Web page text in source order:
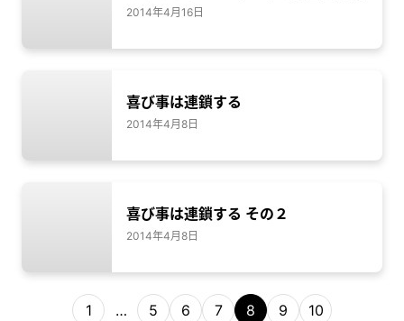
2014年4月16日
喜び事は連鎖する
2014年4月8日
喜び事は連鎖する その２
2014年4月8日
1 … 5 6 7 8 9 10